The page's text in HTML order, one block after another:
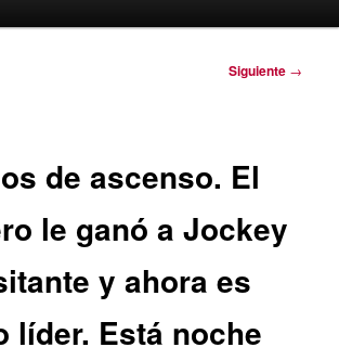
Siguiente →
de ascenso. El
le ganó a Jockey
y ahora es
líder. Está noche